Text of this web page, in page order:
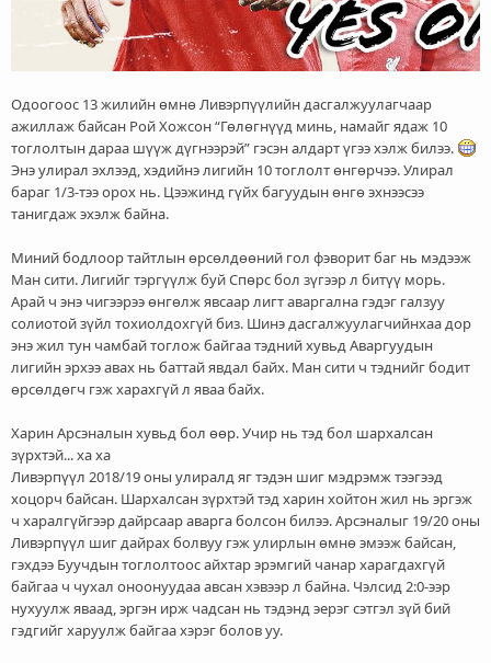
Одоогоос 13 жилийн өмнө Ливэрпүүлийн дасгалжуулагчаар
ажиллаж байсан Рой Хожсон “Гөлөгнүүд минь, намайг ядаж 10
тоглолтын дараа шүүж дүгнээрэй” гэсэн алдарт үгээ хэлж билээ.
Энэ улирал эхлээд, хэдийнэ лигийн 10 тоглолт өнгөрчээ. Улирал
бараг 1/3-тээ орох нь. Цээжинд гүйх багуудын өнгө эхнээсээ
танигдаж эхэлж байна.
Миний бодлоор тайтлын өрсөлдөөний гол фэворит баг нь мэдээж
Ман сити. Лигийг тэргүүлж буй Спөрс бол зүгээр л битүү морь.
Арай ч энэ чигээрээ өнгөлж явсаар лигт аваргална гэдэг галзуу
солиотой зүйл тохиолдохгүй биз. Шинэ дасгалжуулагчийнхаа дор
энэ жил тун чамбай тоглож байгаа тэдний хувьд Аваргуудын
лигийн эрхээ авах нь баттай явдал байх. Ман сити ч тэднийг бодит
өрсөлдөгч гэж харахгүй л яваа байх.
Харин Арсэналын хувьд бол өөр. Учир нь тэд бол шархалсан
зүрхтэй... ха ха
Ливэрпүүл 2018/19 оны улиралд яг тэдэн шиг мэдрэмж тээгээд
хоцорч байсан. Шархалсан зүрхтэй тэд харин хойтон жил нь эргэж
ч харалгүйгээр дайрсаар аварга болсон билээ. Арсэналыг 19/20 оны
Ливэрпүүл шиг дайрах болвуу гэж улирлын өмнө эмээж байсан,
гэхдээ Буучдын тоглолтоос айхтар эрэмгий чанар харагдахгүй
байгаа ч чухал оноонуудаа авсан хэвээр л байна. Чэлсид 2:0-ээр
нухуулж яваад, эргэн ирж чадсан нь тэдэнд эерэг сэтгэл зүй бий
гэдгийг харуулж байгаа хэрэг болов уу.